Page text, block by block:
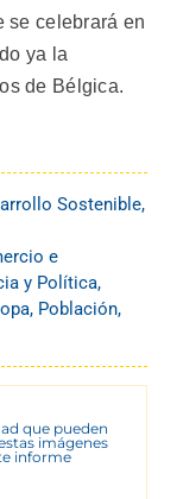
se celebrará en
ya la
de Bélgica.
Sostenible,
e
y Política,
, Población,
que pueden
imágenes
informe